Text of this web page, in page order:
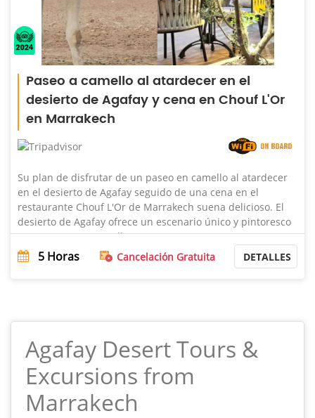
Paseo a camello al atardecer en el
desierto de Agafay y cena en Chouf L'Or
en Marrakech
Su plan de disfrutar de un paseo en camello al atardecer
en el desierto de Agafay seguido de una cena en el
restaurante Chouf L'Or de Marrakech suena delicioso. El
desierto de Agafay ofrece un escenario único y pintoresco
para pasear en camell ...
5 Horas Cancelación Gratuita DETALLES
Agafay Desert Tours &
Excursions from
Marrakech